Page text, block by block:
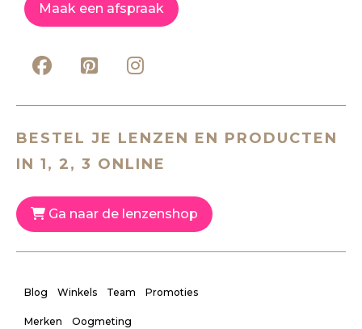
Maak een afspraak
BESTEL JE LENZEN EN PRODUCTEN
IN 1, 2, 3 ONLINE
Ga naar de lenzenshop
Blog Winkels Team Promoties
Merken Oogmeting